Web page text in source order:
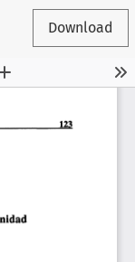
Download